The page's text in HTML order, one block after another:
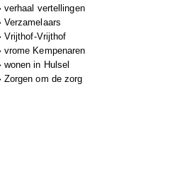
verhaal vertellingen
Verzamelaars
Vrijthof-Vrijthof
vrome Kempenaren
wonen in Hulsel
Zorgen om de zorg